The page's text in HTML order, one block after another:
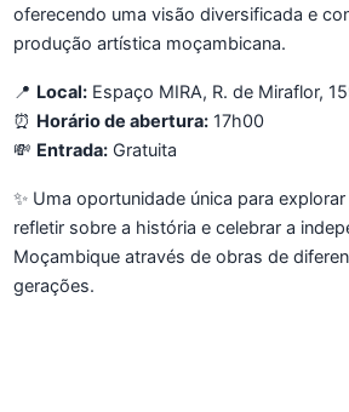
oferecendo uma visão diversificada e
produção artística moçambicana.
📍 Local: Espaço MIRA, R. de Miraflor,
⏰ Horário de abertura: 17h00
💸 Entrada: Gratuita
✨ Uma oportunidade única para
refletir sobre a história e celebrar a
Moçambique através de obras de
gerações.